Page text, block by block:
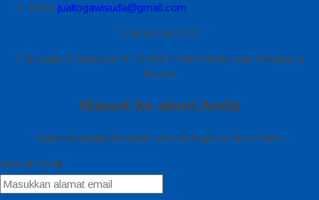
Email jualtogawisuda@gmail.com
08.00 s/d 20.00
Jl Letda D Suprapto RT 3 RW 5 Gerendeng Kota Tangerang
Banten
Masuk ke akun Anda
Selamat datang kembali, silahkan login ke akun Anda.
Alamat Email